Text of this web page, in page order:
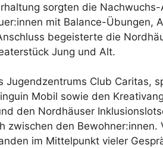
sorgten die
mit Balance-Übungen,
begeisterte die
Jung und Alt.
Jugendzentrums Club Caritas,
Mobil sowie den
den Nordhäuser
zwischen den Bewohner:innen.
im Mittelpunkt vieler